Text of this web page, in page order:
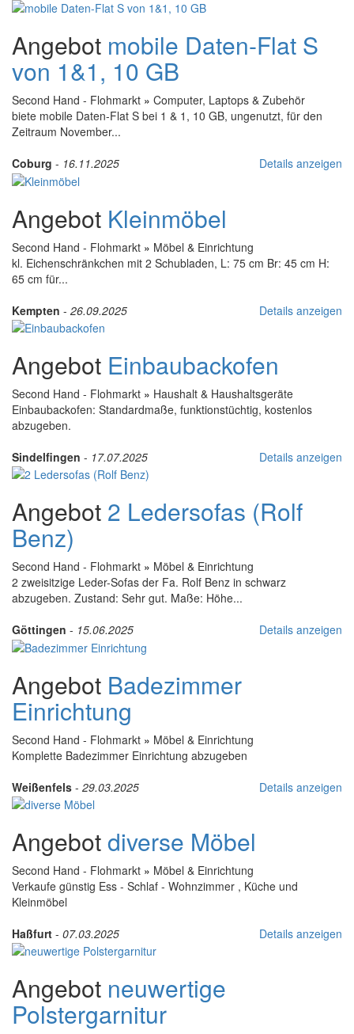
Angebot mobile Daten-Flat S
von 1&1, 10 GB
Second Hand - Flohmarkt » Computer, Laptops & Zubehör
biete mobile Daten-Flat S bei 1 & 1, 10 GB, ungenutzt, für den
Zeitraum November...
Coburg - 16.11.2025 Details anzeigen
Angebot Kleinmöbel
Second Hand - Flohmarkt » Möbel & Einrichtung
kl. Eichenschränkchen mit 2 Schubladen, L: 75 cm Br: 45 cm H:
65 cm für...
Kempten - 26.09.2025 Details anzeigen
Angebot Einbaubackofen
Second Hand - Flohmarkt » Haushalt & Haushaltsgeräte
Einbaubackofen: Standardmaße, funktionstüchtig, kostenlos
abzugeben.
Sindelfingen - 17.07.2025 Details anzeigen
Angebot 2 Ledersofas (Rolf
Benz)
Second Hand - Flohmarkt » Möbel & Einrichtung
2 zweisitzige Leder-Sofas der Fa. Rolf Benz in schwarz
abzugeben. Zustand: Sehr gut. Maße: Höhe...
Göttingen - 15.06.2025 Details anzeigen
Angebot Badezimmer
Einrichtung
Second Hand - Flohmarkt » Möbel & Einrichtung
Komplette Badezimmer Einrichtung abzugeben
Weißenfels - 29.03.2025 Details anzeigen
Angebotdiverse Möbel
Second Hand - Flohmarkt » Möbel & Einrichtung
Verkaufe günstig Ess - Schlaf - Wohnzimmer , Küche und
Kleinmöbel
Haßfurt - 07.03.2025 Details anzeigen
Angebot neuwertige
Polstergarnitur